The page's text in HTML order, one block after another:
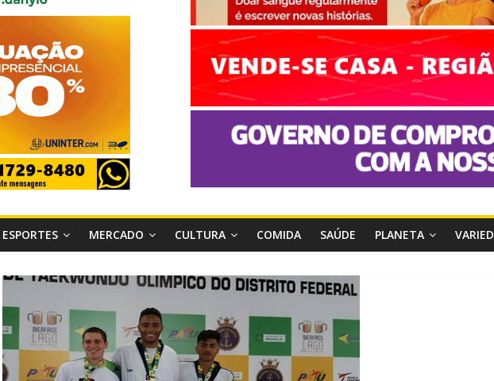
ESPORTES MERCADO CULTURA COMIDA SAÚDE PLANETA